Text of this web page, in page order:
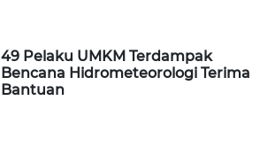
49 Pelaku UMKM Terdampak
Bencana Hidrometeorologi Terima
Bantuan